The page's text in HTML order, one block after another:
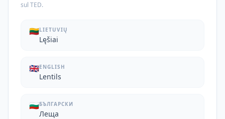
sul TED.
🇱🇹LIETUVIŲ
Lęšiai
🇬🇧ENGLISH
Lentils
🇧🇬БЪЛГАРСКИ
Леща